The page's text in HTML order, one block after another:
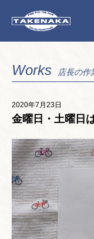
Works 店長の作
2020年7月23日
金曜日・土曜日